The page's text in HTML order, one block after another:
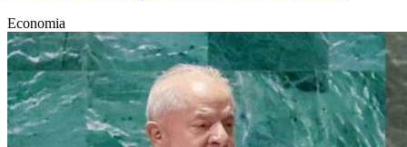
Economia